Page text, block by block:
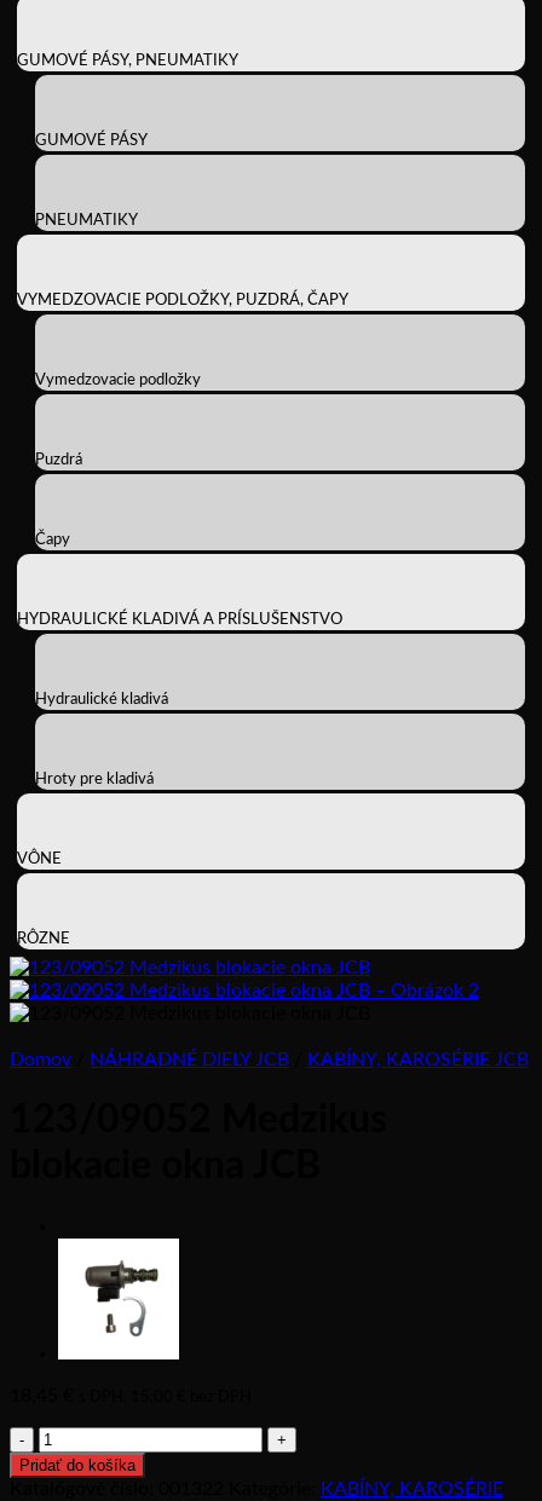
GUMOVÉ PÁSY, PNEUMATIKY
GUMOVÉ PÁSY
PNEUMATIKY
VYMEDZOVACIE PODLOŽKY, PUZDRÁ, ČAPY
Vymedzovacie podložky
Puzdrá
Čapy
HYDRAULICKÉ KLADIVÁ A PRÍSLUŠENSTVO
Hydraulické kladivá
Hroty pre kladivá
VÔNE
RÔZNE
Domov NÁHRADNÉ DIELY JCB KABÍNY, KAROSÉRIE JCB
množstvo
123/09052
Medzikus
Pridať do košíka
KABÍNY, KAROSÉRIE